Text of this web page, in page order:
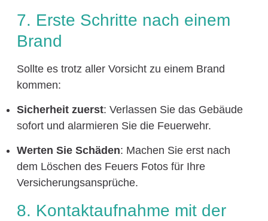
7. Erste Schritte nach einem
Brand
Sollte es trotz aller Vorsicht zu einem Brand
kommen:
Sicherheit zuerst: Verlassen Sie das Gebäude
sofort und alarmieren Sie die Feuerwehr.
Werten Sie Schäden: Machen Sie erst nach
dem Löschen des Feuers Fotos für Ihre
Versicherungsansprüche.
8. Kontaktaufnahme mit der